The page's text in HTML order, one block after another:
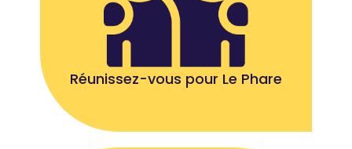
Réunissez-vous pour Le Phare